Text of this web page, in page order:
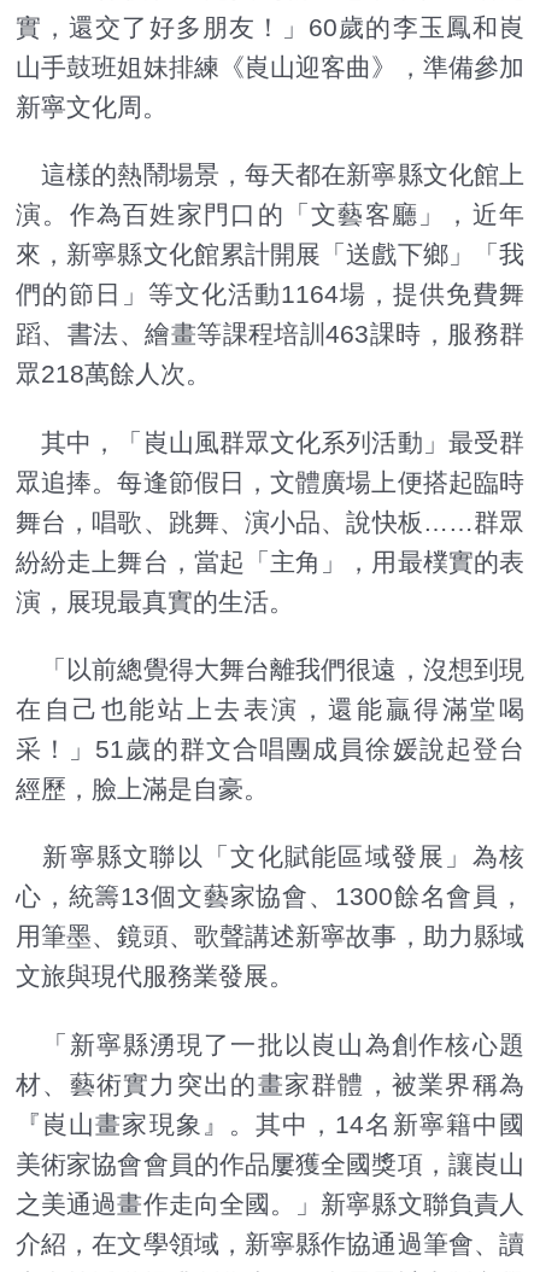
實，還交了好多朋友！」60歲的李玉鳳和崀
山手鼓班姐妹排練《崀山迎客曲》，準備參加
新寧文化周。
這樣的熱鬧場景，每天都在新寧縣文化館上
演。作為百姓家門口的「文藝客廳」，近年
來，新寧縣文化館累計開展「送戲下鄉」「我
們的節日」等文化活動1164場，提供免費舞
蹈、書法、繪畫等課程培訓463課時，服務群
眾218萬餘人次。
其中，「崀山風群眾文化系列活動」最受群
眾追捧。每逢節假日，文體廣場上便搭起臨時
舞台，唱歌、跳舞、演小品、說快板……群眾
紛紛走上舞台，當起「主角」，用最樸實的表
演，展現最真實的生活。
「以前總覺得大舞台離我們很遠，沒想到現
在自己也能站上去表演，還能贏得滿堂喝
采！」51歲的群文合唱團成員徐媛說起登台
經歷，臉上滿是自豪。
新寧縣文聯以「文化賦能區域發展」為核
心，統籌13個文藝家協會、1300餘名會員，
用筆墨、鏡頭、歌聲講述新寧故事，助力縣域
文旅與現代服務業發展。
「新寧縣湧現了一批以崀山為創作核心題
材、藝術實力突出的畫家群體，被業界稱為
『崀山畫家現象』。其中，14名新寧籍中國
美術家協會會員的作品屢獲全國獎項，讓崀山
之美通過畫作走向全國。」新寧縣文聯負責人
介紹，在文學領域，新寧縣作協通過筆會、讀